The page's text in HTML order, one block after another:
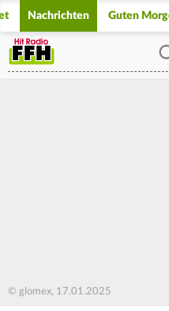
Nachrichten Guten
© glomex, 17.01.2025